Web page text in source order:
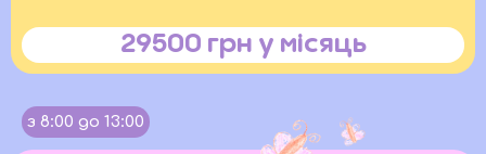
29500 грн у місяць
з 8:00 до 13:00